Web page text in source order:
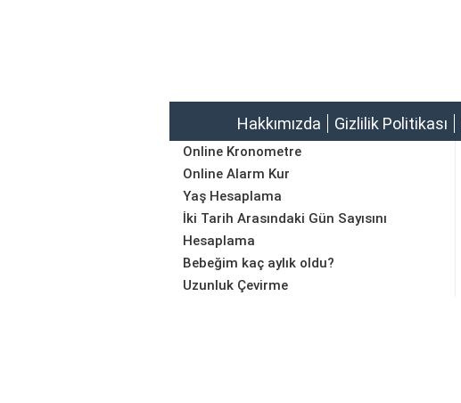
Hakkımızda Gizlilik Politikası
Online Kronometre
Online Alarm Kur
Yaş Hesaplama
İki Tarih Arasındaki Gün Sayısını
Hesaplama
Bebeğim kaç aylık oldu?
Uzunluk Çevirme